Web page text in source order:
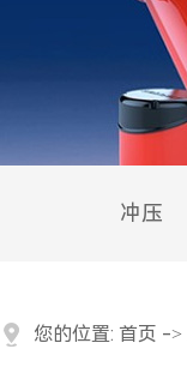
冲压
您的位置: 首页 ->